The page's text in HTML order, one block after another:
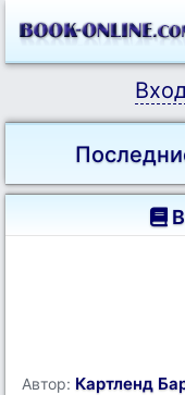
Автор: Картленд